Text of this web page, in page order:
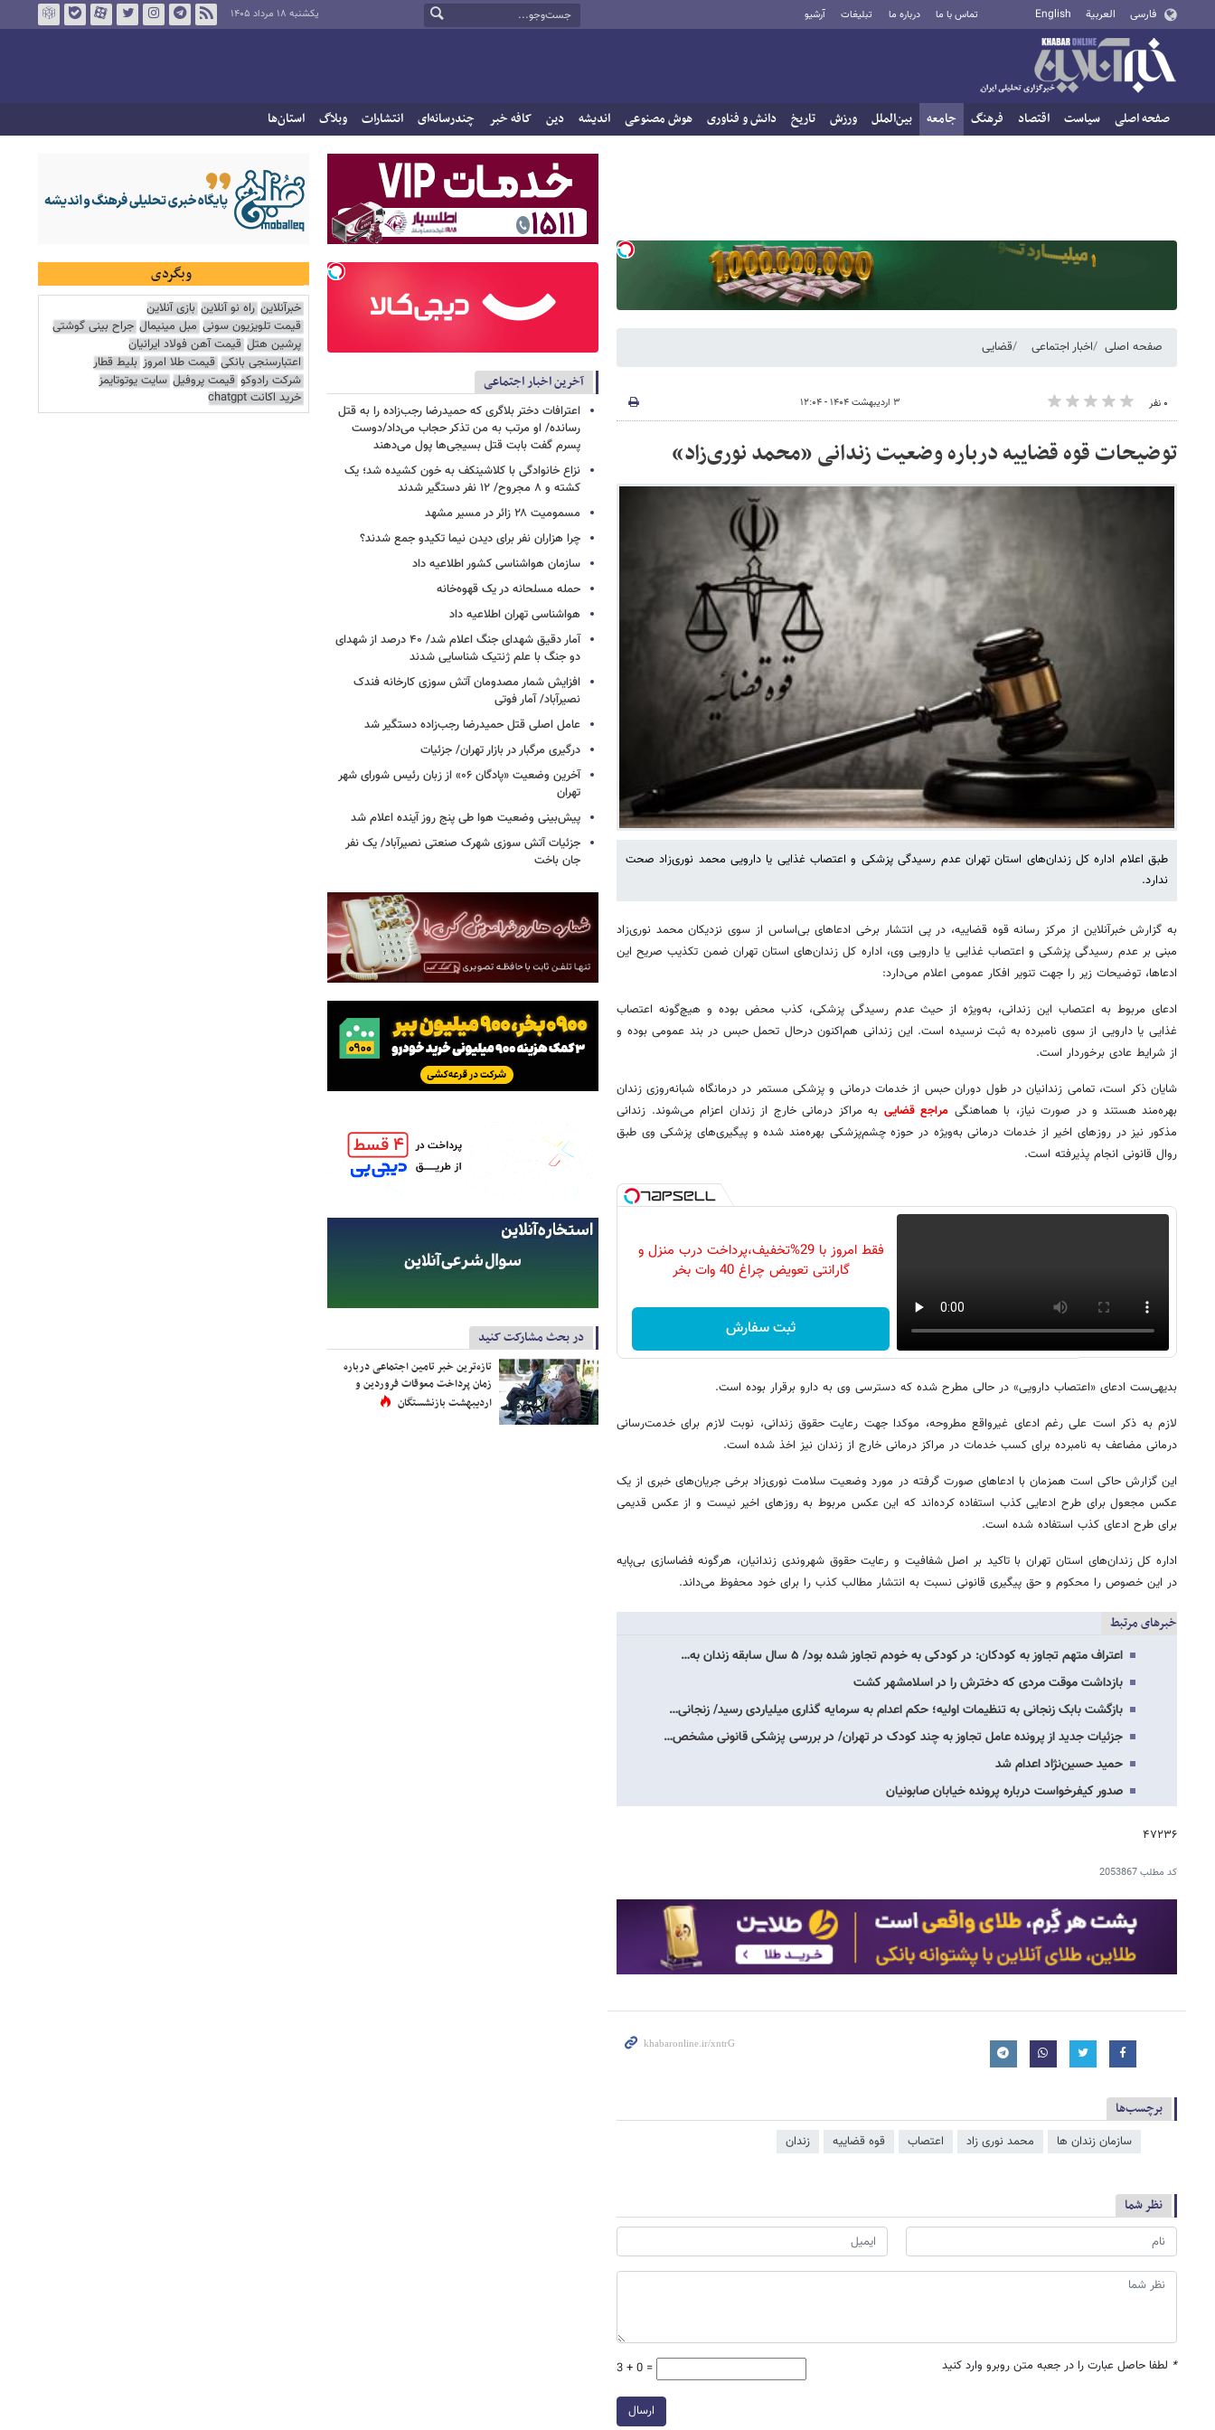
فارسی العربية English تماس با ما درباره ما تبلیغات آرشیو یکشنبه ۱۸ مرداد ۱۴۰۵
صفحه اصلی سیاست اقتصاد فرهنگ جامعه بین‌الملل ورزش تاریخ دانش و فناوری هوش مصنوعی اندیشه دین کافه خبر چندرسانه‌ای انتشارات وبلاگ استان‌ها
صفحه اصلی اخبار اجتماعی قضایی
۰ نفر ۳ اردیبهشت ۱۴۰۴ - ۱۲:۰۴
توضیحات قوه قضاییه درباره وضعیت زندانی «محمد نوری‌زاد»
طبق اعلام اداره کل زندان‌های استان تهران عدم رسیدگی پزشکی و اعتصاب غذایی یا دارویی محمد نوری‌زاد صحت
ندارد.
به گزارش خبرآنلاین از مرکز رسانه قوه قضاییه، در پی انتشار برخی ادعاهای بی‌اساس از سوی نزدیکان محمد نوری‌زاد
مبنی بر عدم رسیدگی پزشکی و اعتصاب غذایی یا دارویی وی، اداره کل زندان‌های استان تهران ضمن تکذیب صریح این
ادعاها، توضیحات زیر را جهت تنویر افکار عمومی اعلام می‌دارد:
ادعای مربوط به اعتصاب این زندانی، به‌ویژه از حیث عدم رسیدگی پزشکی، کذب محض بوده و هیچ‌گونه اعتصاب
غذایی یا دارویی از سوی نامبرده به ثبت نرسیده است. این زندانی هم‌اکنون درحال تحمل حبس در بند عمومی بوده و
از شرایط عادی برخوردار است.
شایان ذکر است، تمامی زندانیان در طول دوران حبس از خدمات درمانی و پزشکی مستمر در درمانگاه شبانه‌روزی زندان
بهره‌مند هستند و در صورت نیاز، با هماهنگی مراجع قضایی به مراکز درمانی خارج از زندان اعزام می‌شوند. زندانی
مذکور نیز در روزهای اخیر از خدمات درمانی به‌ویژه در حوزه چشم‌پزشکی بهره‌مند شده و پیگیری‌های پزشکی وی طبق
روال قانونی انجام پذیرفته است.
فقط امروز با 29%تخفیف،پرداخت درب منزل و
گارانتی تعویض چراغ 40 وات بخر
ثبت سفارش
بدیهی‌ست ادعای «اعتصاب دارویی» در حالی مطرح شده که دسترسی وی به دارو برقرار بوده است.
لازم به ذکر است علی رغم ادعای غیرواقع مطروحه، موکدا جهت رعایت حقوق زندانی، نوبت لازم برای خدمت‌رسانی
درمانی مضاعف به نامبرده برای کسب خدمات در مراکز درمانی خارج از زندان نیز اخذ شده است.
این گزارش حاکی است همزمان با ادعاهای صورت گرفته در مورد وضعیت سلامت نوری‌زاد برخی جریان‌های خبری از یک
عکس مجعول برای طرح ادعایی کذب استفاده کرده‌اند که این عکس مربوط به روزهای اخیر نیست و از عکس قدیمی
برای طرح ادعای کذب استفاده شده است.
اداره کل زندان‌های استان تهران با تاکید بر اصل شفافیت و رعایت حقوق شهروندی زندانیان، هرگونه فضاسازی بی‌پایه
در این خصوص را محکوم و حق پیگیری قانونی نسبت به انتشار مطالب کذب را برای خود محفوظ می‌داند.
خبرهای مرتبط
اعتراف متهم تجاوز به کودکان: در کودکی به خودم تجاوز شده بود/ ۵ سال سابقه زندان به…
بازداشت موقت مردی که دخترش را در اسلامشهر کشت
بازگشت بابک زنجانی به تنظیمات اولیه؛ حکم اعدام به سرمایه گذاری میلیاردی رسید/ زنجانی…
جزئیات جدید از پرونده عامل تجاوز به چند کودک در تهران/ در بررسی پزشکی قانونی مشخص…
حمید حسین‌نژاد اعدام شد
صدور کیفرخواست درباره پرونده خیابان صابونیان
۴۷۲۳۶
کد مطلب2053867
برچسب‌ها
سازمان زندان ها محمد نوری زاد اعتصاب قوه قضاییه زندان
نظر شما
* لطفا حاصل عبارت را در جعبه متن روبرو وارد کنید 3 + 0 =
ارسال
آخرین اخبار اجتماعی
اعترافات دختر بلاگری که حمیدرضا رجب‌زاده را به قتل
رسانده/ او مرتب به من تذکر حجاب می‌داد/دوست
پسرم گفت بابت قتل بسیجی‌ها پول می‌دهند
نزاع خانوادگی با کلاشینکف به خون کشیده شد؛ یک
کشته و ۸ مجروح/ ۱۲ نفر دستگیر شدند
مسمومیت ۲۸ زائر در مسیر مشهد
چرا هزاران نفر برای دیدن نیما تکیدو جمع شدند؟
سازمان هواشناسی کشور اطلاعیه داد
حمله مسلحانه در یک قهوه‌خانه
هواشناسی تهران اطلاعیه داد
آمار دقیق شهدای جنگ اعلام شد/ ۴۰ درصد از شهدای
دو جنگ با علم ژنتیک شناسایی شدند
افزایش شمار مصدومان آتش سوزی کارخانه فندک
نصیرآباد/ آمار فوتی
عامل اصلی قتل حمیدرضا رجب‌زاده دستگیر شد
درگیری مرگبار در بازار تهران/ جزئیات
آخرین وضعیت «پادگان ۰۶» از زبان رئیس شورای شهر
تهران
پیش‌بینی وضعیت هوا طی پنج روز آینده اعلام شد
جزئیات آتش سوزی شهرک صنعتی نصیرآباد/ یک نفر
جان باخت
در بحث مشارکت کنید
تازه‌ترین خبر تامین اجتماعی درباره
زمان پرداخت معوقات فروردین و
اردیبهشت بازنشستگان
وبگردی
خبرآنلاین راه نو آنلاین بازی آنلاین
قیمت تلویزیون سونی مبل مینیمال جراح بینی گوشتی
پرشین هتل قیمت آهن فولاد ایرانیان
اعتبارسنجی بانکی قیمت طلا امروز بلیط قطار
شرکت رادوکو قیمت پروفیل سایت یوتوتایمز
خرید اکانت chatgpt